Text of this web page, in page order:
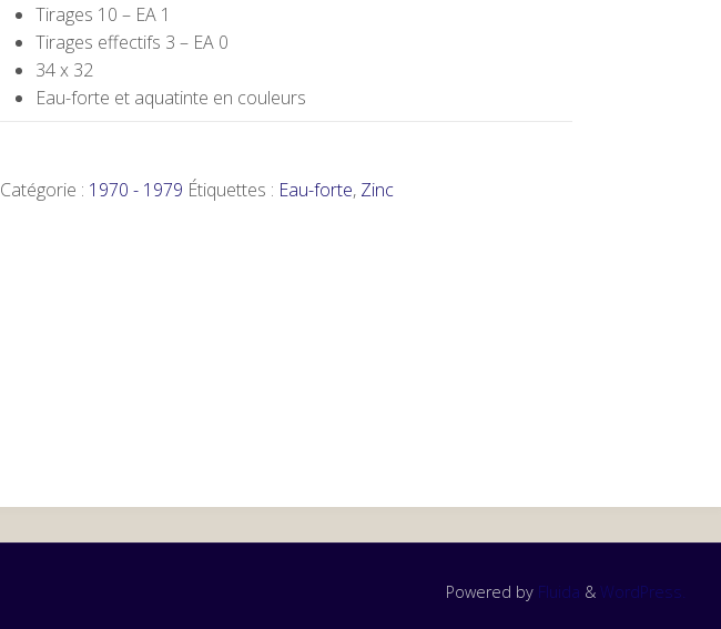
Tirages 10 – EA 1
Tirages effectifs 3 – EA 0
34 x 32
Eau-forte et aquatinte en couleurs
Catégorie : 1970 - 1979 Étiquettes : Eau-forte, Zinc
Powered by Fluida & WordPress.